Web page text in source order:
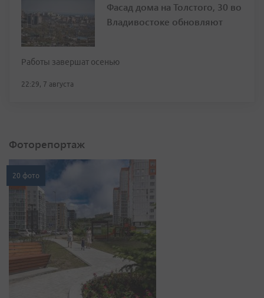
Фасад дома на Толстого, 30 во
Владивостоке обновляют
Работы завершат осенью
22:29, 7 августа
Фоторепортаж
20 фото